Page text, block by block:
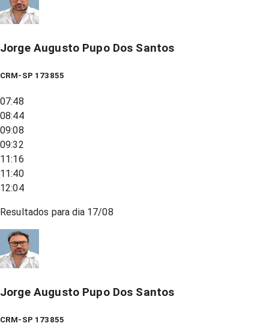
Jorge Augusto Pupo Dos Santos
CRM-SP 173855
07:48
08:44
09:08
09:32
11:16
11:40
12:04
Resultados para dia 17/08
Jorge Augusto Pupo Dos Santos
CRM-SP 173855